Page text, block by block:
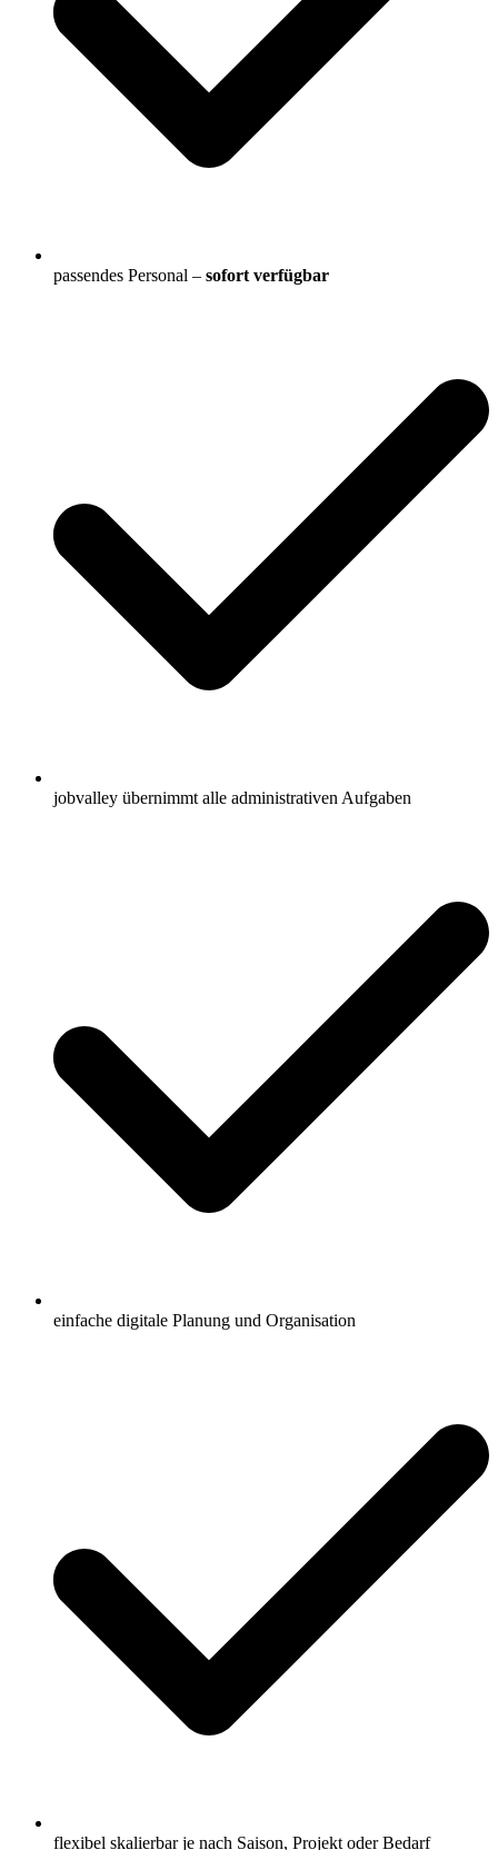
passendes Personal – sofort verfügbar
jobvalley übernimmt alle administrativen Aufgaben
einfache digitale Planung und Organisation
flexibel skalierbar je nach Saison, Projekt oder Bedarf